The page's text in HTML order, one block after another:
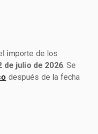
importe de los
de julio de 2026. Se
después de la fecha